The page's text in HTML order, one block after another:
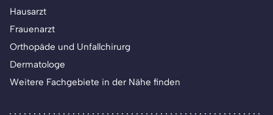
Hausarzt
Frauenarzt
Orthopäde und Unfallchirurg
Dermatologe
Weitere Fachgebiete in der Nähe finden